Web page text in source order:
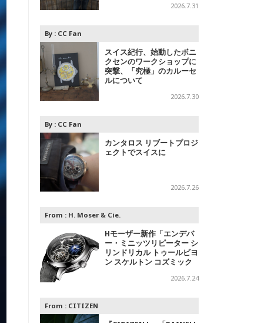
2026.7.31
By : CC Fan
スイス紀行、始動したボニ
クセンのワークショップに
突撃、「究極」のカルーセ
ルについて
2026.7.30
By : CC Fan
カンタロス リブートプロジ
ェクトでスイスに
2026.7.26
From : H. Moser & Cie.
Hモーザー新作「エンデバ
ー・ミニッツリピーター シ
リンドリカル トゥールビヨ
ン スケルトン コズミック
2026.7.24
From : CITIZEN